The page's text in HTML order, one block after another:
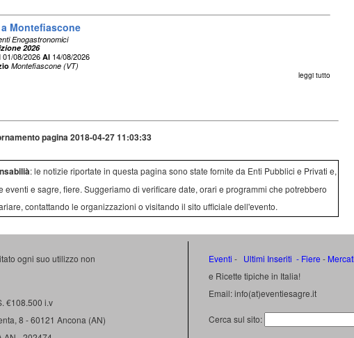
Montefiascone
Enogastronomici
2026
01/08/2026 Al 14/08/2026
Montefiascone (VT)
leggi tutto
pagina 2018-04-27 11:03:33
: le notizie riportate in questa pagina sono state fornite da Enti Pubblici e Privati e,
eventi e sagre, fiere. Suggeriamo di verificare date, orari e programmi che potrebbero
contattando le organizzazioni o visitando il sito ufficiale dell'evento.
ogni suo utilizzo non
€108.500 i.v
8 - 60121 Ancona (AN)
Eventi - Ultimi Inseriti - Fiere -
e Ricette tipiche in Italia!
Email: info(at)eventiesagre.it
Cerca sul sito: